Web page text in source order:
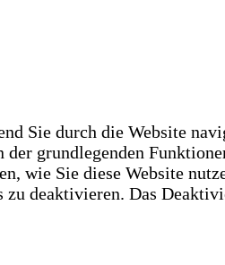
Sie durch die Website
grundlegenden
wie Sie diese Website
deaktivieren. Das